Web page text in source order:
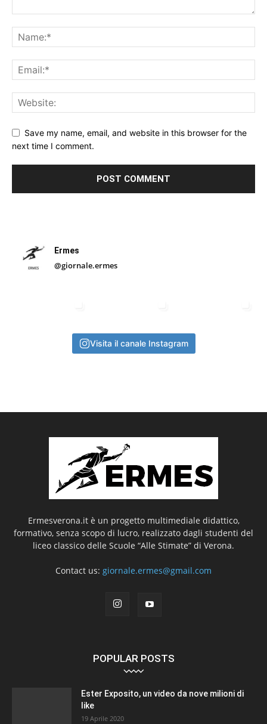
Save my name, email, and website in this browser for the
next time I comment.
Ermes
@giornale.ermes
Visita il canale Instagram
Ermesverona.it è un progetto multimediale didattico,
formativo, senza scopo di lucro, realizzato dagli studenti del
liceo classico delle Scuole “Alle Stimate” di Verona.
Contact us: giornale.ermes@gmail.com
POPULAR POSTS
Ester Exposito, un video da nove milioni di
like
19 Aprile 2020